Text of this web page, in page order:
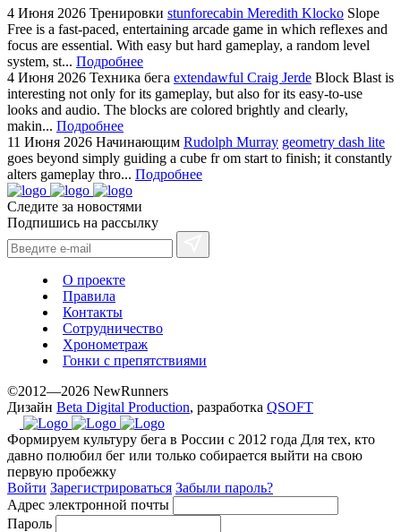
4 Июня 2026 Тренировки stunforecabin Meredith Klocko Slope
Free is a fast-paced, entertaining arcade game in which reflexes and
focus are essential. With easy but hard gameplay, a random level
system, st... Подробнее
4 Июня 2026 Техника бега extendawful Craig Jerde Block Blast is
interesting not only for its gameplay, but also for its easy-to-use
looks and audio. The blocks are colored brightly and clearly,
makin... Подробнее
11 Июня 2026 Начинающим Rudolph Murray geometry dash lite
goes beyond simply guiding a cube fr om start to finish; it constantly
alters gameplay thro... Подробнее
Следите за новостями
Подпишись на рассылку
О проекте
Правила
Контакты
Сотрудничество
Хронометраж
Гонки с препятствиями
©2012—2026 NewRunners
Дизайн Beta Digital Production, разработка QSOFT
Формируем культуру бега в России с 2012 года Для тех, кто
давно полюбил бег или только собирается выйти на свою
первую пробежку
Войти Зарегистрироваться Забыли пароль?
Адрес электронной почты
Пароль